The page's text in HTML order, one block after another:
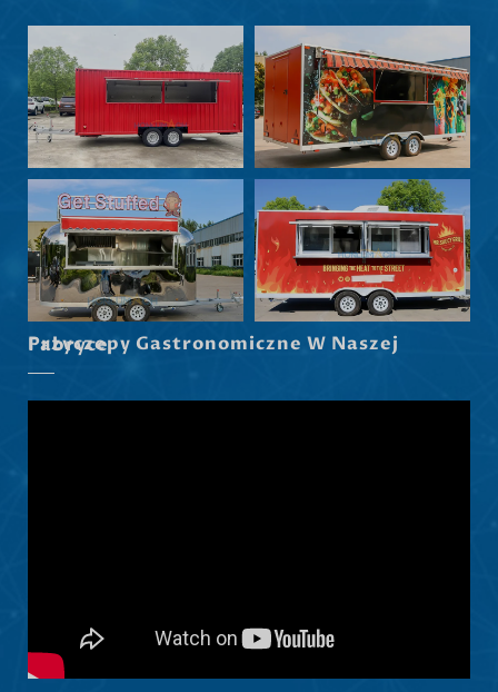
Przyczepy Gastronomiczne W Naszej Fabryce
Italiano
Português
Slovenščina
Latviešu valoda
Dansk
Hrvatski
Српски језик
Norsk nynorsk
Maori
Eesti
Български